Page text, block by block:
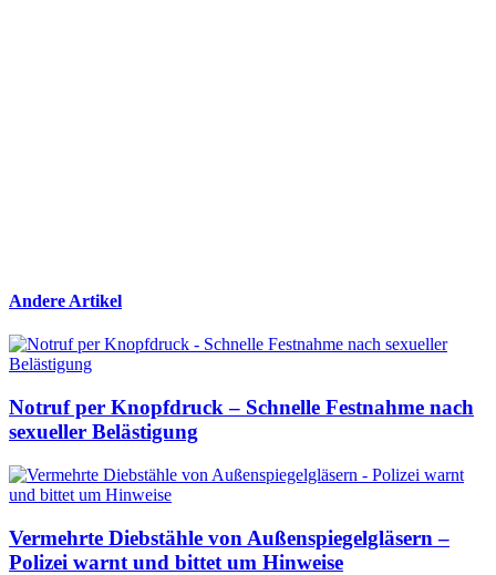
Andere Artikel
Notruf per Knopfdruck – Schnelle Festnahme nach
sexueller Belästigung
Vermehrte Diebstähle von Außenspiegelgläsern –
Polizei warnt und bittet um Hinweise